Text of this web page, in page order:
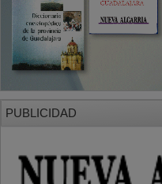
PUBLICIDAD